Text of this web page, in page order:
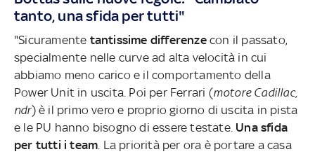
tanto, una sfida per tutti"
"Sicuramente tantissime differenzecon il passato,
specialmente nelle curve ad alta velocità in cui
abbiamo meno carico e il comportamento della
Power Unit in uscita. Poi per Ferrari (motore Cadillac,
ndr) è il primo vero e proprio giorno di uscita in pista
e le PU hanno bisogno di essere testate. Una sfida
per tutti i team . La priorità per ora è portare a casa